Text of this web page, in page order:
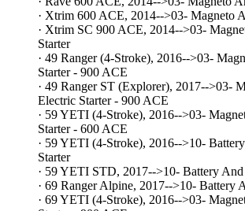
· Xtrim 600 ACE, 2014-->03- Magneto
· Xtrim SC 900 ACE, 2014-->03-
Starter
· 49 Ranger (4-Stroke), 2016-->03-
Starter - 900 ACE
· 49 Ranger ST (Explorer), 2017-->03-
Electric Starter - 900 ACE
· 59 YETI (4-Stroke), 2016-->03-
Starter - 600 ACE
· 59 YETI (4-Stroke), 2016-->10-
Starter
· 59 YETI STD, 2017-->10- Battery
· 69 Ranger Alpine, 2017-->10- Battery
· 69 YETI (4-Stroke), 2016-->03-